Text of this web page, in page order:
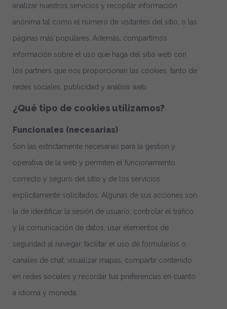
analizar nuestros servicios y recopilar información
anónima tal como el número de visitantes del sitio, o las
páginas más populares. Además, compartimos
información sobre el uso que haga del sitio web con
los partners que nos proporcionan las cookies, tanto de
redes sociales, publicidad y análisis web.
¿Qué tipo de cookies utilizamos?
Funcionales (necesarias)
Son las estrictamente necesarias para la gestión y
operativa de la web y permiten el funcionamiento
correcto y seguro del sitio y de los servicios
explícitamente solicitados. Algunas de sus acciones son
la de identificar la sesión de usuario, controlar el tráfico
y la comunicación de datos, usar elementos de
seguridad al navegar, facilitar el uso de formularios o
canales de chat, visualizar mapas, compartir contenido
en redes sociales y recordar tus preferencias en cuanto
a idioma y moneda.